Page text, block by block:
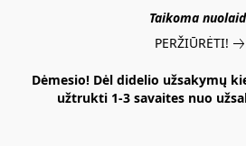
Taikoma
PERŽIŪRĖTI!
Dėmesio! Dėl didelio užsakymų
užtrukti 1-3 savaites nuo